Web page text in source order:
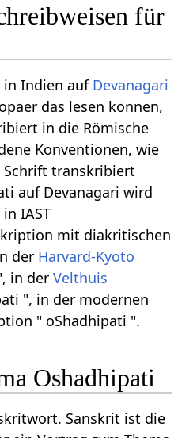
für
in Indien auf Devanagari
das lesen können,
in die Römische
Konventionen, wie
Schrift transkribiert
auf Devanagari wird
IAST
mit diakritischen
der Harvard-Kyoto
in derVelthuis
", in der modernen
" oShadhipati ".
Oshadhipati
Sanskrit ist die